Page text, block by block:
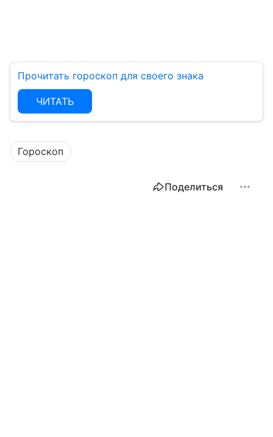
Прочитать гороскоп для своего знака
ЧИТАТЬ
Гороскоп
Поделиться